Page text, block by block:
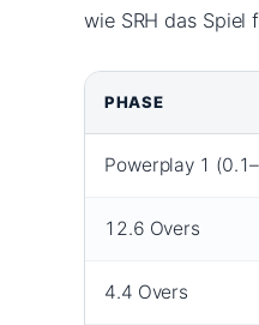
wie SRH das Spiel
PHASE
Powerplay 1
12.6 Overs
4.4 Overs